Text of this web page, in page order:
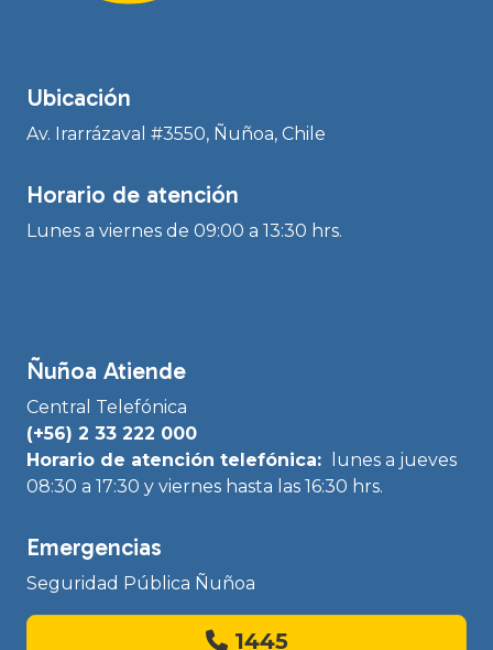
Ubicación
Av. Irarrázaval #3550, Ñuñoa, Chile
Horario de atención
Lunes a viernes de 09:00 a 13:30 hrs.
Ñuñoa Atiende
Central Telefónica
(+56) 2 33 222 000
Horario de atención telefónica:
lunes a jueves
08:30 a 17:30 y viernes hasta las 16:30 hrs.
Emergencias
Seguridad Pública Ñuñoa
1445